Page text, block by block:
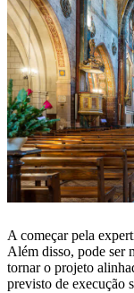
A começar pela
Além disso, pode ser
tornar o projeto
previsto de execução